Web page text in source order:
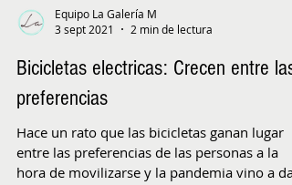
Equipo La Galería M
3 sept 2021
2 min de lectura
Bicicletas electricas: Crecen entre las
preferencias
Hace un rato que las bicicletas ganan lugar
entre las preferencias de las personas a la
hora de movilizarse y la pandemia vino a dar